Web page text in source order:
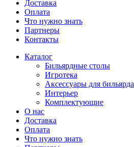
Доставка
Оплата
Что нужно знать
Партнеры
Контакты
Каталог
Бильярдные столы
Игротека
Аксессуары для бильярда
Интерьер
Комплектующие
О нас
Доставка
Оплата
Что нужно знать